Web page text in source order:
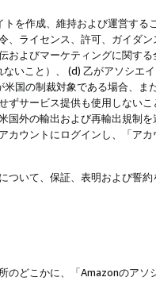
を作成、維持および運営する
ライセンス、許可、ガイダ
よびマーケティングに関す
いこと）、 (d) 乙がアソシエ
国の制裁対象である場合、ま
サービス提供も使用しない
外の輸出および再輸出規制
ウントにログインし、「ア
いて、保証、表明および誓
どこかに、「Amazonのアソ